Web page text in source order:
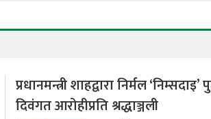
प्रधानमन्त्री शाहद्वारा निर्मल ‘निम्सदाइ’
दिवंगत आरोहीप्रति श्रद्धाञ्जली